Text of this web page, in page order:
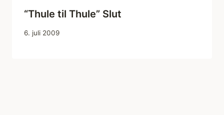
“Thule til Thule” Slut
6. juli 2009